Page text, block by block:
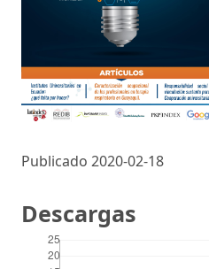
Publicado 2020-02-18
Descargas